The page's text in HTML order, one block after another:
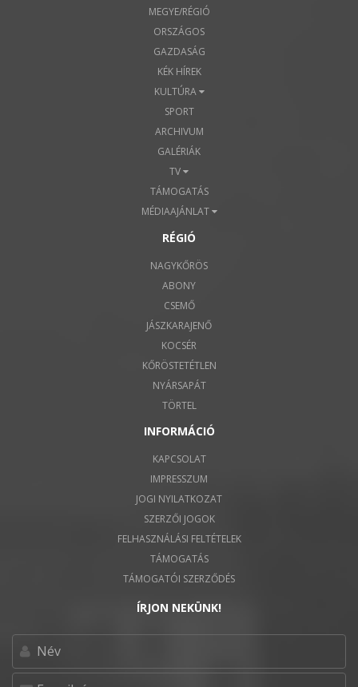
MEGYE/RÉGIÓ
ORSZÁGOS
GAZDASÁG
KÉK HÍREK
KULTÚRA
SPORT
ARCHIVUM
GALÉRIÁK
TV
TÁMOGATÁS
MÉDIAAJÁNLAT
RÉGIÓ
NAGYKŐRÖS
ABONY
CSEMŐ
JÁSZKARAJENŐ
KOCSÉR
KŐRÖSTETÉTLEN
NYÁRSAPÁT
TÖRTEL
INFORMÁCIÓ
KAPCSOLAT
IMPRESSZUM
JOGI NYILATKOZAT
SZERZŐI JOGOK
FELHASZNÁLÁSI FELTÉTELEK
TÁMOGATÁS
TÁMOGATÓI SZERZŐDÉS
ÍRJON NEKÜNK!